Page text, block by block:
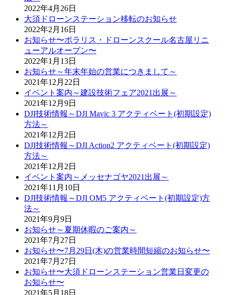
2022年4月26日
大須ドローンステーション移転のお知らせ
2022年2月16日
お知らせ〜ポラリス・ドローンスクール名古屋リニ
ューアルオープン〜
2022年1月13日
お知らせ～年末年始の営業につきまして～
2021年12月22日
イベント案内～建設技術フェア2021出展～
2021年12月9日
DJI技術情報～DJI Mavic 3 アクティベート(初期設定)
方法～
2021年12月2日
DJI技術情報～DJI Action2 アクティベート(初期設定)
方法～
2021年12月2日
イベント案内～メッセナゴヤ2021出展～
2021年11月10日
DJI技術情報～DJI OM5 アクティベート(初期設定)方
法～
2021年9月9日
お知らせ～夏期休暇のご案内～
2021年7月27日
お知らせ〜7月29日(木)の営業時間短縮のお知らせ〜
2021年7月27日
お知らせ〜大須ドローンステーション営業日変更の
お知らせ〜
2021年5月18日